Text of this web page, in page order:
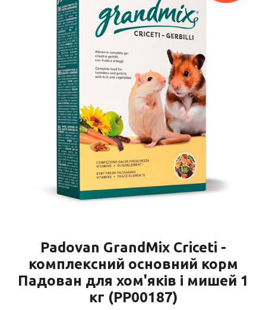
Padovan GrandMix Criceti -
комплексний основний корм
Падован для хом'яків і мишей 1
кг (PP00187)